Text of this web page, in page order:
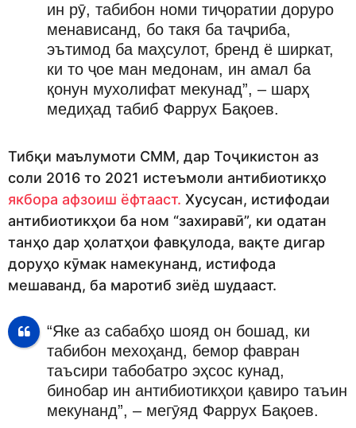
ин рӯ, табибон номи тиҷоратии доруро
менависанд, бо такя ба таҷриба,
эътимод ба маҳсулот, бренд ё ширкат,
ки то ҷое ман медонам, ин амал ба
қонун мухолифат мекунад”, – шарҳ
медиҳад табиб Фаррух Бақоев.
Тибқи маълумоти СММ, дар Тоҷикистон аз
соли 2016 то 2021 истеъмоли антибиотикҳо
якбора афзоиш ёфтааст. Хусусан, истифодаи
антибиотикҳои ба ном “захиравӣ”, ки одатан
танҳо дар ҳолатҳои фавқулода, вақте дигар
доруҳо кӯмак намекунанд, истифода
мешаванд, ба маротиб зиёд шудааст.
“Яке аз сабабҳо шояд он бошад, ки
табибон мехоҳанд, бемор фавран
таъсири табобатро эҳсос кунад,
бинобар ин антибиотикҳои қавиро таъин
мекунанд”, – мегӯяд Фаррух Бақоев.